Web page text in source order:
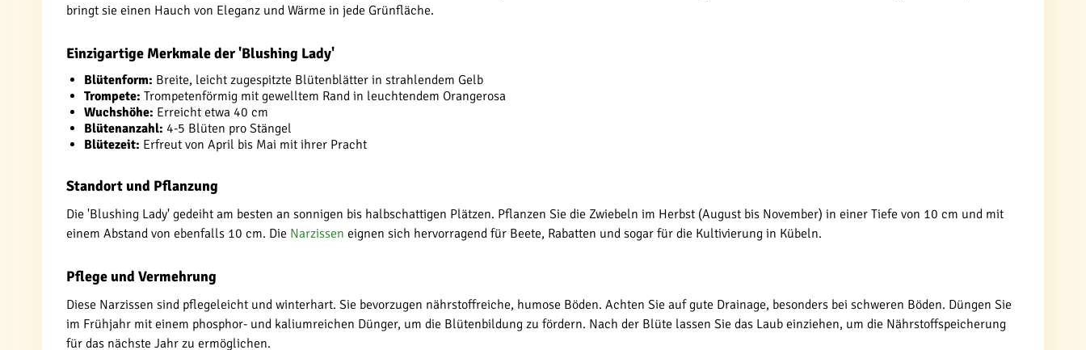
bringt sie einen Hauch von Eleganz und Wärme in jede Grünfläche.
Einzigartige Merkmale der 'Blushing Lady'
Blütenform: Breite, leicht zugespitzte Blütenblätter in strahlendem Gelb
Trompete: Trompetenförmig mit gewelltem Rand in leuchtendem Orangerosa
Wuchshöhe: Erreicht etwa 40 cm
Blütenanzahl: 4-5 Blüten pro Stängel
Blütezeit: Erfreut von April bis Mai mit ihrer Pracht
Standort und Pflanzung
Die 'Blushing Lady' gedeiht am besten an sonnigen bis halbschattigen Plätzen. Pflanzen Sie die Zwiebeln im Herbst (August bis November) in einer Tiefe von 10 cm und mit
einem Abstand von ebenfalls 10 cm. Die Narzissen eignen sich hervorragend für Beete, Rabatten und sogar für die Kultivierung in Kübeln.
Pflege und Vermehrung
Diese Narzissen sind pflegeleicht und winterhart. Sie bevorzugen nährstoffreiche, humose Böden. Achten Sie auf gute Drainage, besonders bei schweren Böden. Düngen Sie
im Frühjahr mit einem phosphor- und kaliumreichen Dünger, um die Blütenbildung zu fördern. Nach der Blüte lassen Sie das Laub einziehen, um die Nährstoffspeicherung
für das nächste Jahr zu ermöglichen.